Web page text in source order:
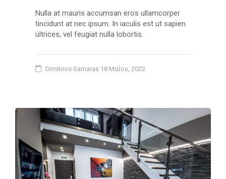
Nulla at mauris accumsan eros ullamcorper
tincidunt at nec ipsum. In iaculis est ut sapien
ultrices, vel feugiat nulla lobortis.
Dimitrios Samaras 18 Μαΐου, 2022